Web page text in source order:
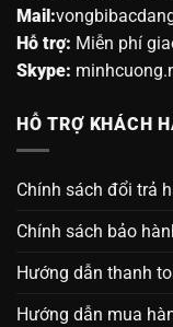
Mail:
Hỗ trợ: Miễn phí
Skype:
HỖ TRỢ KHÁCH
Chính sách đổi trả
Chính sách bảo
Hướng dẫn thanh
Hướng dẫn mua